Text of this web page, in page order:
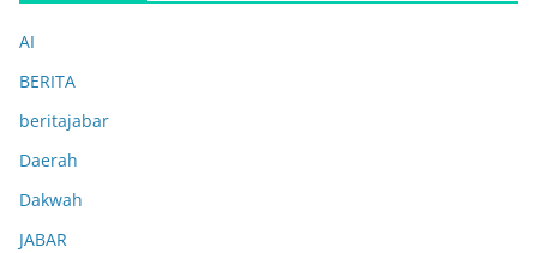
AI
BERITA
beritajabar
Daerah
Dakwah
JABAR